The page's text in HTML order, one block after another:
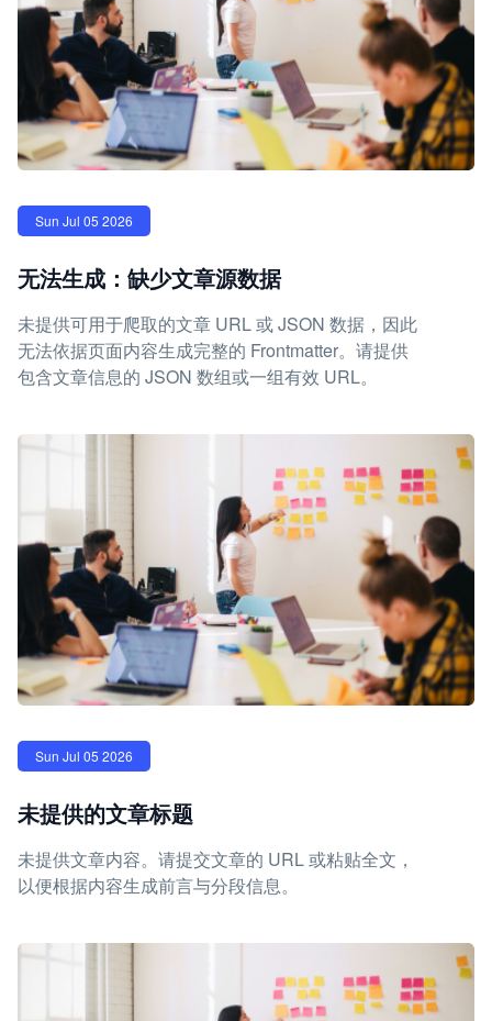
Sun Jul 05 2026
无法生成：缺少文章源数据
未提供可用于爬取的文章 URL 或 JSON 数据，因此
无法依据页面内容生成完整的 Frontmatter。请提供
包含文章信息的 JSON 数组或一组有效 URL。
Sun Jul 05 2026
未提供的文章标题
未提供文章内容。请提交文章的 URL 或粘贴全文，
以便根据内容生成前言与分段信息。